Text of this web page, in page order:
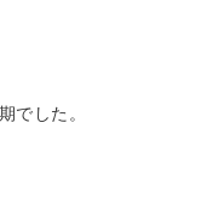
でした。